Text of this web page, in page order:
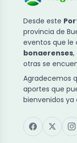
Desde este
provincia de
eventos que le
bonaerenses,
otras se
Agradecemos
aportes que
bienvenidos